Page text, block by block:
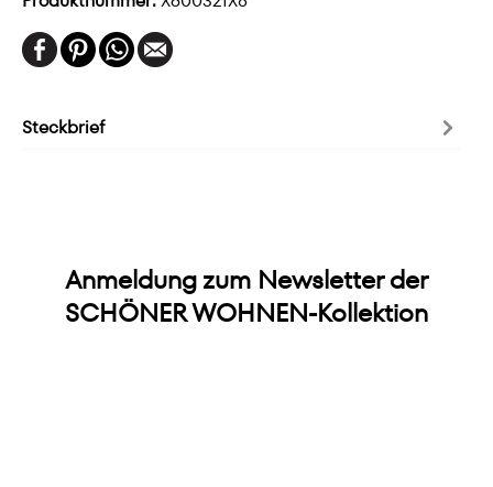
Steckbrief
Anmeldung zum Newsletter der
SCHÖNER WOHNEN-Kollektion